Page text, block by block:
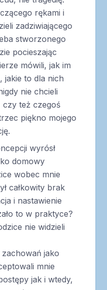
rękami i
zadziwiającego
stworzonego
pocieszając
mówili, jak im
jakie to dla nich
nie chcieli
czy też czegoś
piękno mojego
wyrósł
domowy
wobec mnie
całkowity brak
i nastawienie
to w praktyce?
nie widzieli
jako
mnie
jak i wtedy,